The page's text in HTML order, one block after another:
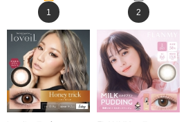
1 2